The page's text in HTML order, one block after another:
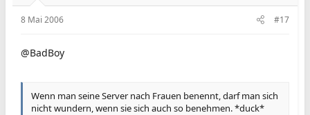
n
8 Mai 2006 #17
@BadBoy
Wenn man seine Server nach Frauen benennt, darf man sich
nicht wundern, wenn sie sich auch so benehmen. *duck*